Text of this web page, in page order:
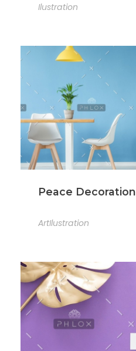
Ilustration
Peace Decoration
ArtIlustration